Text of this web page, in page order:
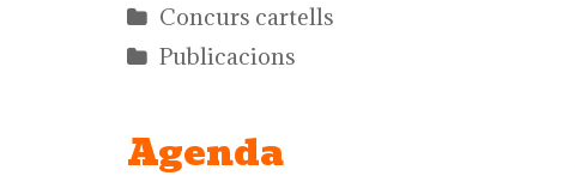
Concurs cartells
Publicacions
Agenda